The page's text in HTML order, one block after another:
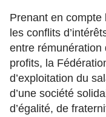
Prenant en compte
les conflits
entre rémunération
profits, la
d’exploitation du
d’une société
d’égalité, de